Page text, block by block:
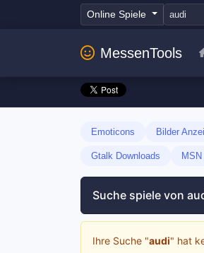
Online Spiele
MessenTools
Emoticons Bilder
Gtalk Downloads
Suche spiele von
Ihre Suche "audi" hat